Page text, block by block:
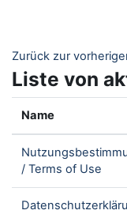
Zurück zur
Liste von
Name
/ Terms of Use